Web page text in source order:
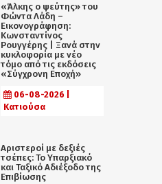
«Άλκης ο ψεύτης» του
Φώντα Λάδη –
Εικονογράφηση:
Κωνσταντίνος
Ρουγγέρης | Ξανά στην
κυκλοφορία με νέο
τόμο από τις εκδόσεις
«Σύγχρονη Εποχή»
06-08-2026 |
Κατιούσα
Αριστεροί με δεξιές
τσέπες: Το Υπαρξιακό
και Ταξικό Αδιέξοδο της
Επιβίωσης